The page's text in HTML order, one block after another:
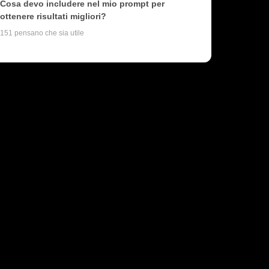
Cosa devo includere nel mio prompt per
ottenere risultati migliori?
151 pensano che sia utile